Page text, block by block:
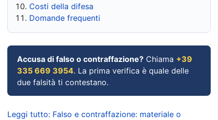
Costi della difesa
Domande frequenti
Accusa di falso o contraffazione? Chiama +39
335 669 3954. La prima verifica è quale delle
due falsità ti contestano.
Leggi tutto: Falso e contraffazione: materiale o